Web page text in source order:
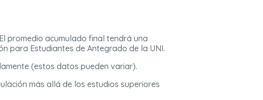
promedio acumulado final tendrá una
para Estudiantes de Antegrado de la UNI.
(estos datos pueden variar).
más allá de los estudios superiores